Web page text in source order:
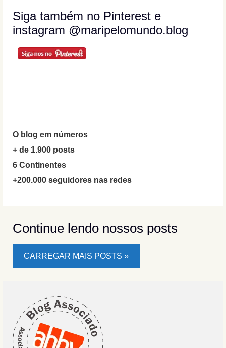
Siga também no Pinterest e
instagram @maripelomundo.blog
O blog em números
+ de 1.900 posts
6 Continentes
+200.000 seguidores nas redes
Continue lendo nossos posts
CARREGAR MAIS POSTS »